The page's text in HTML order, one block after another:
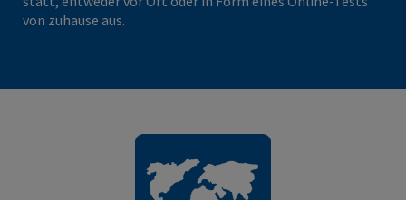
von zuhause aus.